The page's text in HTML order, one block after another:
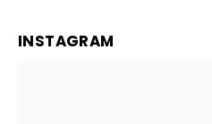
INSTAGRAM